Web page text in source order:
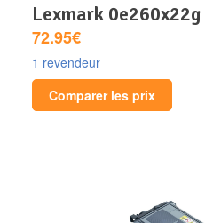
lexmark 0e260x22g
72.95€
1 revendeur
Comparer les prix